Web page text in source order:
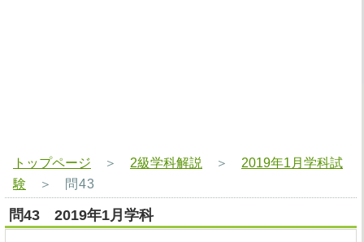
トップページ ＞ 2級学科解説 ＞ 2019年1月学科試
験 ＞ 問43
問43 2019年1月学科